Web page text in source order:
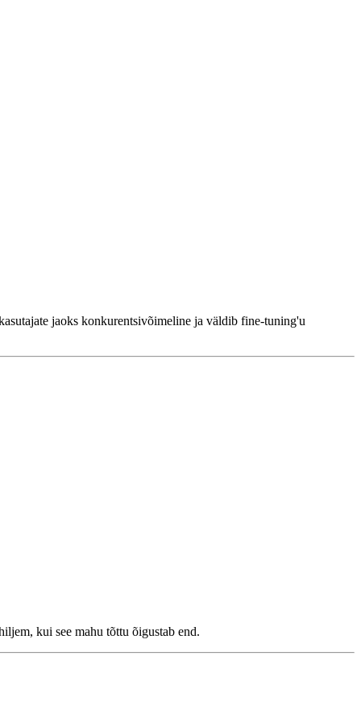
jaoks konkurentsivõimeline ja väldib fine-tuning'u
kui see mahu tõttu õigustab end.